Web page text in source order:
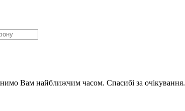
Вам найближчим часом. Спасибі за очікування.